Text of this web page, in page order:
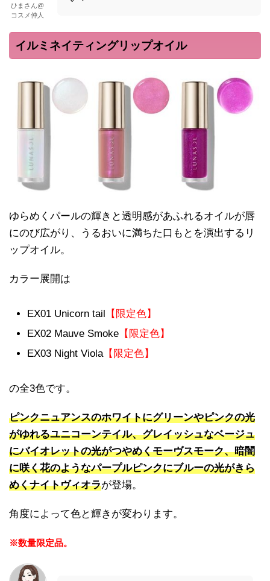
ひまさん@
コスメ仲人
イルミネイティングリップオイル
ゆらめくパールの輝きと透明感があふれるオイルが唇
にのび広がり、うるおいに満ちた口もとを演出するリ
ップオイル。
カラー展開は
EX01 Unicorn tail
【限定色】
EX02 Mauve Smoke 【限定色】
EX03 Night Viola【限定色】
の全3色です。
ピンクニュアンスのホワイトにグリーンやピンクの光
がゆれるユニコーンテイル、グレイッシュなベージュ
にバイオレットの光がつやめくモーヴスモーク、暗闇
に咲く花のようなパープルピンクにブルーの光がきら
めくナイトヴィオラが登場。
角度によって色と輝きが変わります。
※数量限定品。